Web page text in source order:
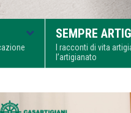
SEMPRE
I racconti di vita
l’artigianato